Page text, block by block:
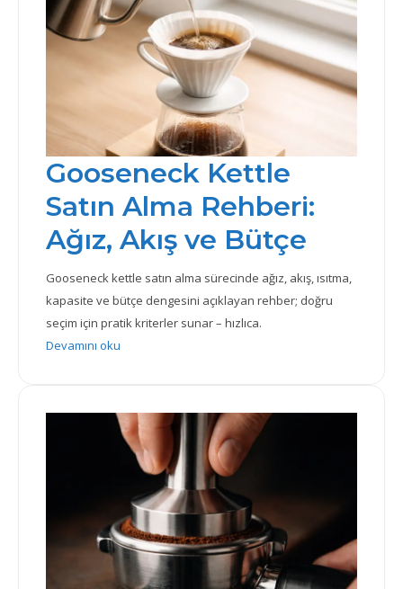
Gooseneck Kettle
Satın Alma Rehberi:
Ağız, Akış ve Bütçe
Gooseneck kettle satın alma sürecinde ağız, akış, ısıtma,
kapasite ve bütçe dengesini açıklayan rehber; doğru
seçim için pratik kriterler sunar – hızlıca.
Devamını oku